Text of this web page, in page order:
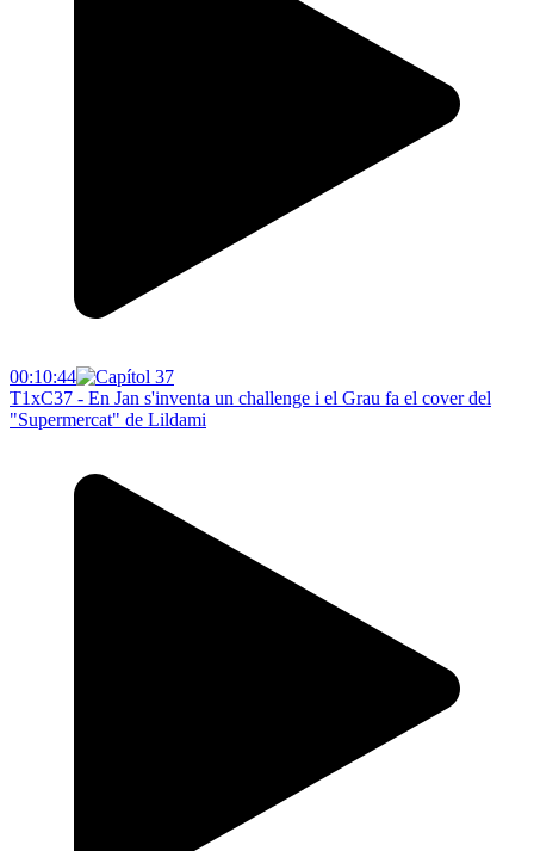
00:10:44
T1xC37 - En Jan s'inventa un challenge i el Grau fa el cover del
"Supermercat" de Lildami